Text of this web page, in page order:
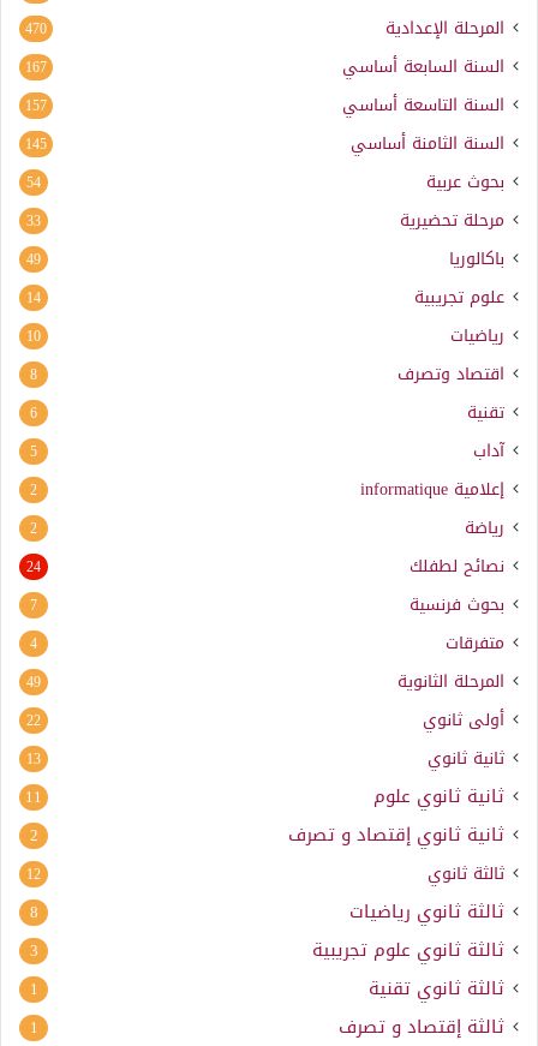
المرحلة الإعدادية 470
السنة السابعة أساسي 167
السنة التاسعة أساسي 157
السنة الثامنة أساسي 145
بحوث عربية 54
مرحلة تحضيرية 33
باكالوريا 49
علوم تجريبية 14
رياضيات 10
اقتصاد وتصرف 8
تقنية 6
آداب 5
إعلامية informatique
2
رياضة 2
نصائح لطفلك 24
بحوث فرنسية 7
متفرقات 4
المرحلة الثانوية 49
أولى ثانوي 22
ثانية ثانوي 13
ثانية ثانوي علوم 11
ثانية ثانوي إقتصاد و تصرف 2
ثالثة ثانوي 12
ثالثة ثانوي رياضيات 8
ثالثة ثانوي علوم تجريبية 3
ثالثة ثانوي تقنية 1
ثالثة إقتصاد و تصرف 1